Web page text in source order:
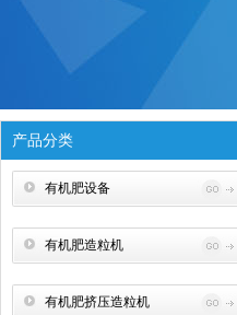
产品分类
有机肥设备
有机肥造粒机
有机肥挤压造粒机